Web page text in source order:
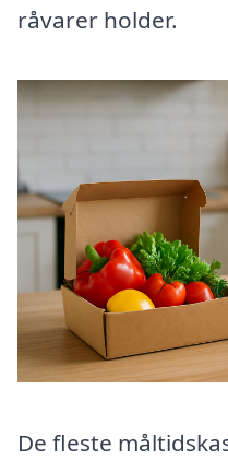
råvarer holder.
De fleste